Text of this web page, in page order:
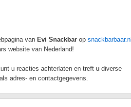
van Evi Snackbar op snackbarbaar.nl
website van Nederland!
u reacties achterlaten en treft u diverse
adres- en contactgegevens.